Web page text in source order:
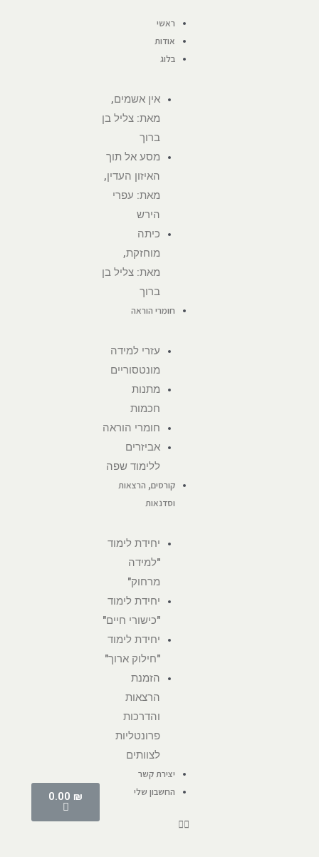
ראשי
אודות
בלוג
אין אשמים,
מאת: צליל בן
ברוך
מסע אל תוך
האיזון העדין,
מאת: עפרי
הירש
כיתה
מוחזקת,
מאת: צליל בן
ברוך
חומרי הוראה
עזרי למידה
מונטסוריים
מתנות
חכמות
חומרי הוראה
אביזרים
ללימוד שפה
קורסים, הרצאות
וסדנאות
יחידת לימוד
"למידה
מרחוק"
יחידת לימוד
"כישורי חיים"
יחידת לימוד
"חילוק ארוך"
הזמנת
הרצאות
והדרכות
פרונטליות
לצוותים
יצירת קשר
החשבון שלי
0.00 ₪